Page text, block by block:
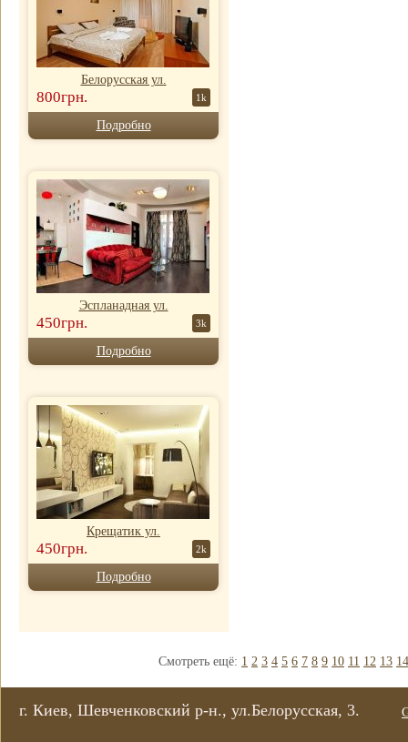
Белорусская ул.
800грн. 1k
Подробно
Эспланадная ул.
450грн. 3k
Подробно
Крещатик ул.
450грн. 2k
Подробно
Смотреть ещё: 1 2 3 4 5 6 7 8 9 10 11 12 13 14
г. Киев, Шевченковский р-н., ул.Белорусская, 3.